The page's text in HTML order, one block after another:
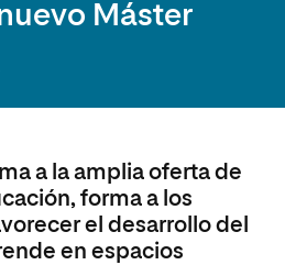
Máster
a la amplia oferta de
forma a los
el desarrollo del
en espacios